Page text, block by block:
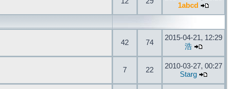
1abcd
42 74
2015-04-21, 12:29
浩
7 22
2010-03-27, 00:27
Starg